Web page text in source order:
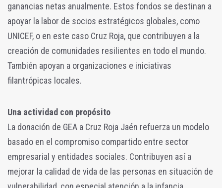
ganancias netas anualmente. Estos fondos se destinan a
apoyar la labor de socios estratégicos globales, como
UNICEF, o en este caso Cruz Roja, que contribuyen a la
creación de comunidades resilientes en todo el mundo.
También apoyan a organizaciones e iniciativas
filantrópicas locales.
Una actividad con propósito
La donación de GEA a Cruz Roja Jaén refuerza un modelo
basado en el compromiso compartido entre sector
empresarial y entidades sociales. Contribuyen así a
mejorar la calidad de vida de las personas en situación de